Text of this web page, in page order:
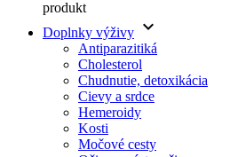
produkt
Doplnky výživy keyboard_arrow_down
Antiparazitiká
Cholesterol
Chudnutie, detoxikácia
Cievy a srdce
Hemeroidy
Kosti
Močové cesty